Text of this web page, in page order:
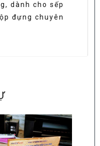
dành cho sếp
đựng chuyên